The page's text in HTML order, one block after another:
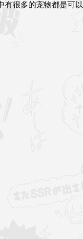
很多的宠物都是可